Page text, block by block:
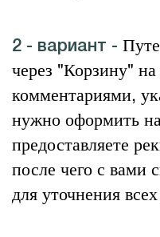
2 - вариант -
через "Корзину"
комментариями,
нужно оформить
предоставляете
после чего с вами
для уточнения